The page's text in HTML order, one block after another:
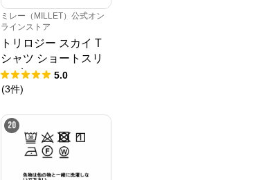
ミレー（MILLET）公式オン
ラインストア
トリロジー スカイ T
シャツ ショートスリ
ーブ
5.0
(3件)
20